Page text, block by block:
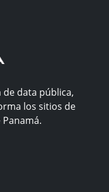
data pública,
los sitios de